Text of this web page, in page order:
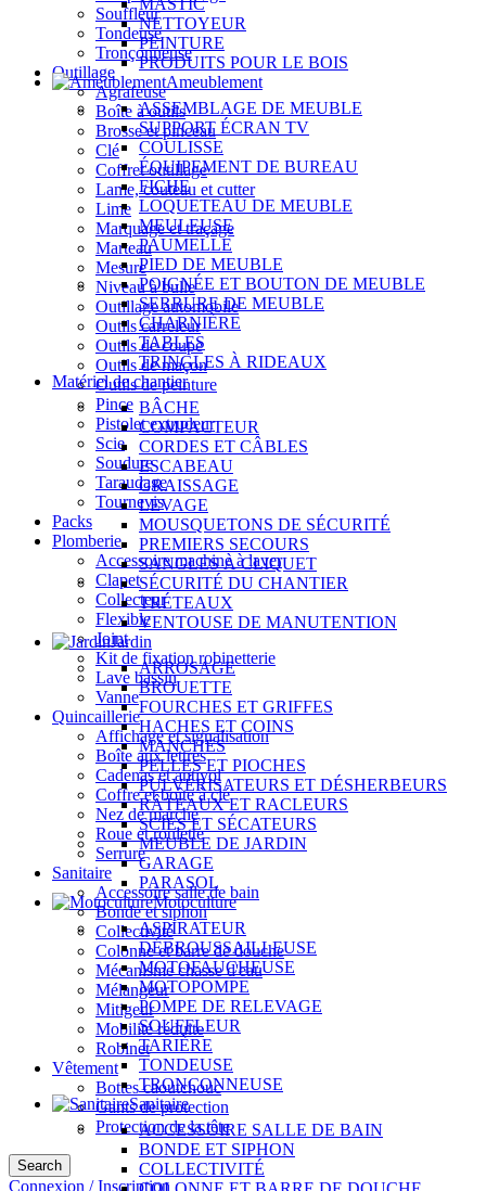
Souffleur
Tondeuse
Tronçonneuse
Outillage
Agrafeuse
Boîte à outils
Brosse et pinceau
Clé
Coffret outillage
Lame, couteau et cutter
Lime
Marquage et traçage
Marteau
Mesure
Niveau à bulle
Outillage automobile
Outils carreleur
Outils de coupe
Outils de maçon
Outils de peinture
Pince
Pistolet extrudeur
Scie
Soudure
Taraudage
Tournevis
Packs
Plomberie
Accessoire machine à laver
Clapet
Collecteur
Flexible
Joint
Kit de fixation robinetterie
Lave bassin
Vanne
Quincaillerie
Affichage et signalisation
Boîte aux lettres
Cadenas et antivol
Coffre et boîte à clé
Nez de marche
Roue et roulette
Serrure
Sanitaire
Accessoire salle de bain
Bonde et siphon
Collectivité
Colonne et barre de douche
Mécanisme chasse d'eau
Mélangeur
Mitigeur
Mobilité réduite
Robinet
Vêtement
Bottes caoutchouc
Gants de protection
Protection de la tête
Search
Connexion / Inscription
MASTIC
NETTOYEUR
PEINTURE
PRODUITS POUR LE BOIS
Ameublement
ASSEMBLAGE DE MEUBLE
SUPPORT ÉCRAN TV
COULISSE
ÉQUIPEMENT DE BUREAU
FICHE
LOQUETEAU DE MEUBLE
MEULEUSE
PAUMELLE
PIED DE MEUBLE
POIGNÉE ET BOUTON DE MEUBLE
SERRURE DE MEUBLE
CHARNIÈRE
TABLES
TRINGLES À RIDEAUX
Matériel de chantier
BÂCHE
COMPACTEUR
CORDES ET CÂBLES
ESCABEAU
GRAISSAGE
LEVAGE
MOUSQUETONS DE SÉCURITÉ
PREMIERS SECOURS
SANGLES À CLIQUET
SÉCURITÉ DU CHANTIER
TRÉTEAUX
VENTOUSE DE MANUTENTION
Jardin
ARROSAGE
BROUETTE
FOURCHES ET GRIFFES
HACHES ET COINS
MANCHES
PELLES ET PIOCHES
PULVÉRISATEURS ET DÉSHERBEURS
RÂTEAUX ET RACLEURS
SCIES ET SÉCATEURS
MEUBLE DE JARDIN
GARAGE
PARASOL
Motoculture
ASPIRATEUR
DÉBROUSSAILLEUSE
MOTOFAUCHEUSE
MOTOPOMPE
POMPE DE RELEVAGE
SOUFFLEUR
TARIÈRE
TONDEUSE
TRONÇONNEUSE
Sanitaire
ACCESSOIRE SALLE DE BAIN
BONDE ET SIPHON
COLLECTIVITÉ